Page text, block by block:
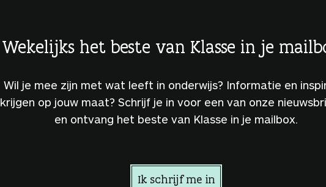
Wekelijks het beste van Klasse in je
Wil je mee zijn met wat leeft in onderwijs? Informatie en
krijgen op jouw maat? Schrijf je in voor een van onze
en ontvang het beste van Klasse in je mailbox.
Ik schrijf me in